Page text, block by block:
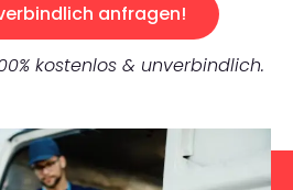
anfragen!
kostenlos & unverbindlich.